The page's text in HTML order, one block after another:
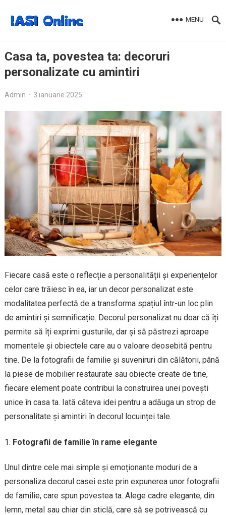
MENU
Casa ta, povestea ta: decoruri
personalizate cu amintiri
Admin · 3 ianuarie 2025
Fiecare casă este o reflecție a personalității și experiențelor
celor care trăiesc în ea, iar un decor personalizat este
modalitatea perfectă de a transforma spațiul într-un loc plin
de amintiri și semnificație. Decorul personalizat nu doar că îți
permite să îți exprimi gusturile, dar și să păstrezi aproape
momentele și obiectele care au o valoare deosebită pentru
tine. De la fotografii de familie și suveniruri din călătorii, până
la piese de mobilier restaurate sau obiecte create de tine,
fiecare element poate contribui la construirea unei povești
unice în casa ta. Iată câteva idei pentru a adăuga un strop de
personalitate și amintiri în decorul locuinței tale.
Fotografii de familie în rame elegante
Unul dintre cele mai simple și emoționante moduri de a
personaliza decorul casei este prin expunerea unor fotografii
de familie, care spun povestea ta. Alege cadre elegante, din
lemn, metal sau chiar din sticlă, care să se potrivească cu